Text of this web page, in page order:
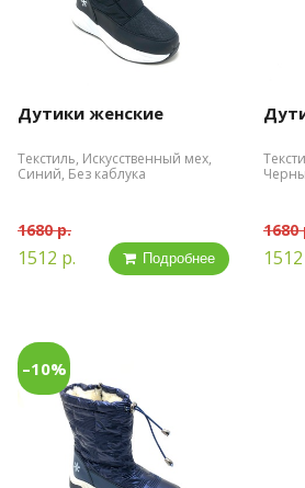
Дутики женские
Текстиль, Искусственный мех,
Синий, Без каблука
1680 р.
1512 р. Подробнее
1680
–10%